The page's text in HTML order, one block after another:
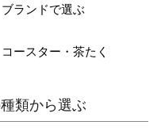
ブランドで選ぶ
コースター・茶たく
類から選ぶ